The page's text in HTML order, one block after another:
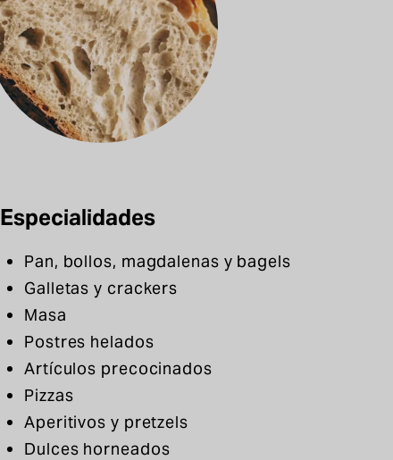
Especialidades
Pan, bollos, magdalenas y bagels
Galletas y crackers
Masa
Postres helados
Artículos precocinados
Pizzas
Aperitivos y pretzels
Dulces horneados